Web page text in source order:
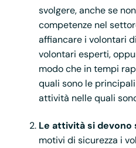
svolgere, anche se
competenze nel
affiancare i volontari
volontari esperti,
modo che in tempi
quali sono le
attività nelle quali
Le attività si devono
motivi di sicurezza i